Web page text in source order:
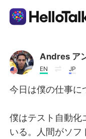
Appli
AI Grammar
Andres ア
EN JP
今日は僕の仕事に
僕はテスト自動化
いる。人間がソフ